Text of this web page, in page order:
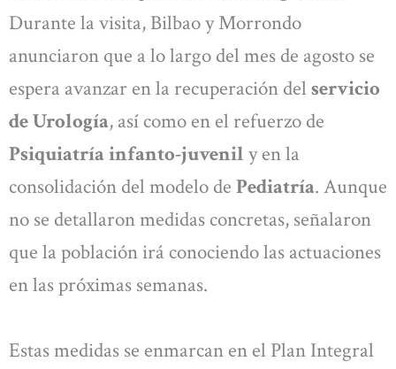
Durante la visita, Bilbao y Morrondo
anunciaron que a lo largo del mes de agosto se
espera avanzar en la recuperación del servicio
de Urología, así como en el refuerzo de
Psiquiatría infanto-juvenil y en la
consolidación del modelo de Pediatría. Aunque
no se detallaron medidas concretas, señalaron
que la población irá conociendo las actuaciones
en las próximas semanas.
Estas medidas se enmarcan en el Plan Integral